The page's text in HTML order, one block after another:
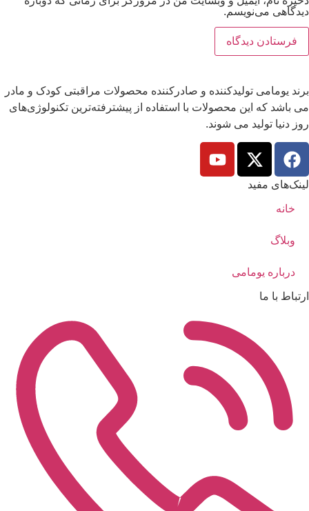
دیدگاهی می‌نویسم.
برند یومامی تولیدکننده و صادرکننده محصولات مراقبتی کودک و مادر
می باشد که این محصولات با استفاده از پیشترفته‌ترین تکنولوژی‌های
روز دنیا تولید می شوند.
لینک‌های مفید
خانه
وبلاگ
درباره یومامی
ارتباط با ما